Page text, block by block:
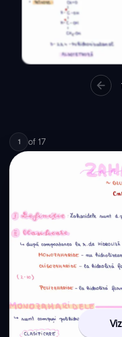
1 of 17